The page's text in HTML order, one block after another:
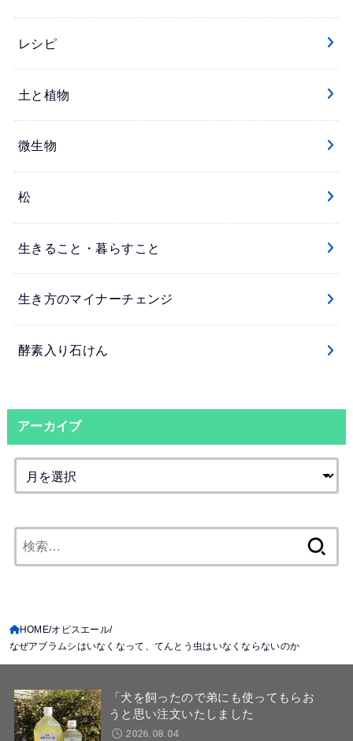
レシピ
土と植物
微生物
松
生きること・暮らすこと
生き方のマイナーチェンジ
酵素入り石けん
アーカイブ
索:
HOME オピスエール
なぜアブラムシはいなくなって、てんとう虫はいなくならないのか
「犬を飼ったので弟にも使ってもらお
うと思い注文いたしました
2026.08.04